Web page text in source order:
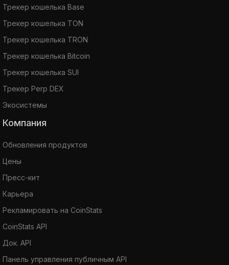
Трекер кошелька Base
Трекер кошелька TON
Трекер кошелька TRON
Трекер кошелька Bitcoin
Трекер кошелька SUI
Трекер Perp DEX
Экосистемы
Компания
Обновления продуктов
Цены
Пресс-кит
Карьера
Рекламировать на CoinStats
CoinStats API
Док. API
Панель управления публичным API